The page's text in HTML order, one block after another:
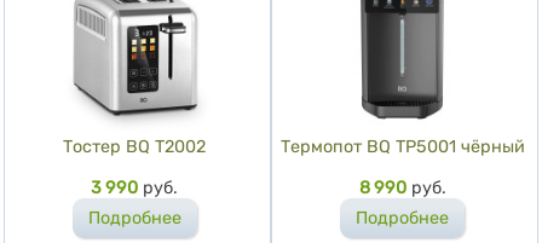
Тостер BQ T2002
Цена
3 990 руб.
Подробнее
Термопот BQ TP5001 чёрный
Цена
8 990 руб.
Подробнее